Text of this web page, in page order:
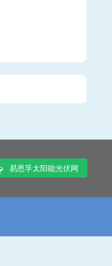
易恩孚太阳能光伏网